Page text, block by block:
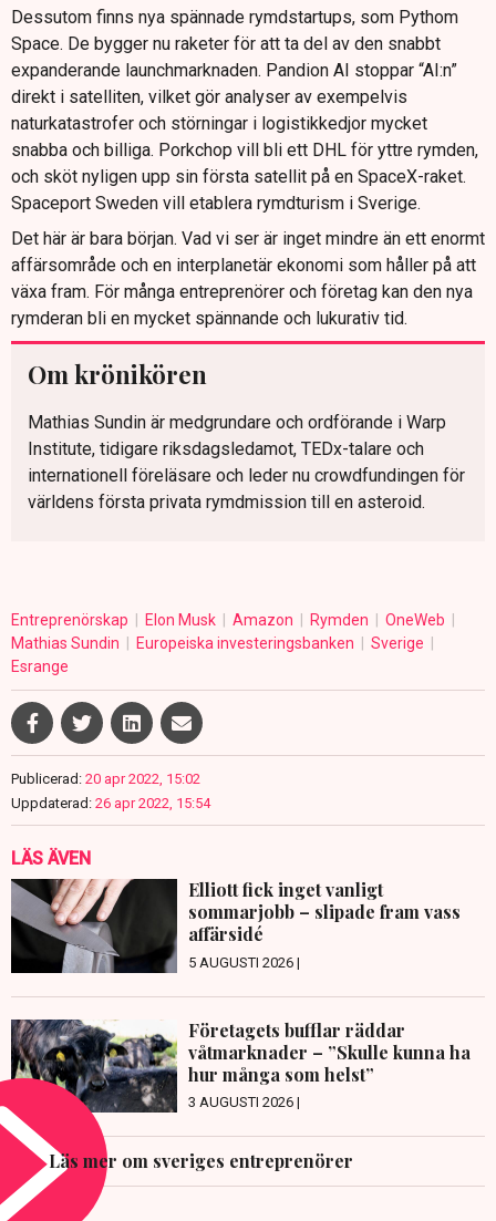
Dessutom finns nya spännade rymdstartups, som Pythom
Space. De bygger nu raketer för att ta del av den snabbt
expanderande launchmarknaden. Pandion AI stoppar “AI:n”
direkt i satelliten, vilket gör analyser av exempelvis
naturkatastrofer och störningar i logistikkedjor mycket
snabba och billiga. Porkchop vill bli ett DHL för yttre rymden,
och sköt nyligen upp sin första satellit på en SpaceX-raket.
Spaceport Sweden vill etablera rymdturism i Sverige.
Det här är bara början. Vad vi ser är inget mindre än ett enormt
affärsområde och en interplanetär ekonomi som håller på att
växa fram. För många entreprenörer och företag kan den nya
rymderan bli en mycket spännande och lukurativ tid.
Om krönikören
Mathias Sundin är medgrundare och ordförande i Warp
Institute, tidigare riksdagsledamot, TEDx-talare och
internationell föreläsare och leder nu crowdfundingen för
världens första privata rymdmission till en asteroid.
Entreprenörskap Elon Musk Amazon Rymden
OneWeb
Mathias Sundin
Europeiska investeringsbanken
Sverige
Esrange
Publicerad: 20 apr 2022, 15:02
Uppdaterad: 26 apr 2022, 15:54
LÄS ÄVEN
Elliott fick inget vanligt
sommarjobb – slipade fram vass
affärsidé
5 AUGUSTI 2026 |
Företagets bufflar räddar
våtmarknader – ”Skulle kunna ha
hur många som helst”
3 AUGUSTI 2026 |
Läs mer om sveriges entreprenörer